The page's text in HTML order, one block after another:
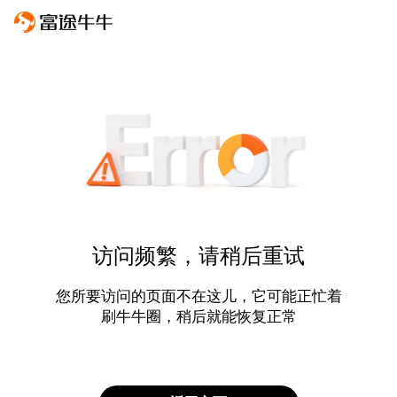
访问频繁，请稍后重试
您所要访问的页面不在这儿，它可能正忙着
刷牛牛圈，稍后就能恢复正常